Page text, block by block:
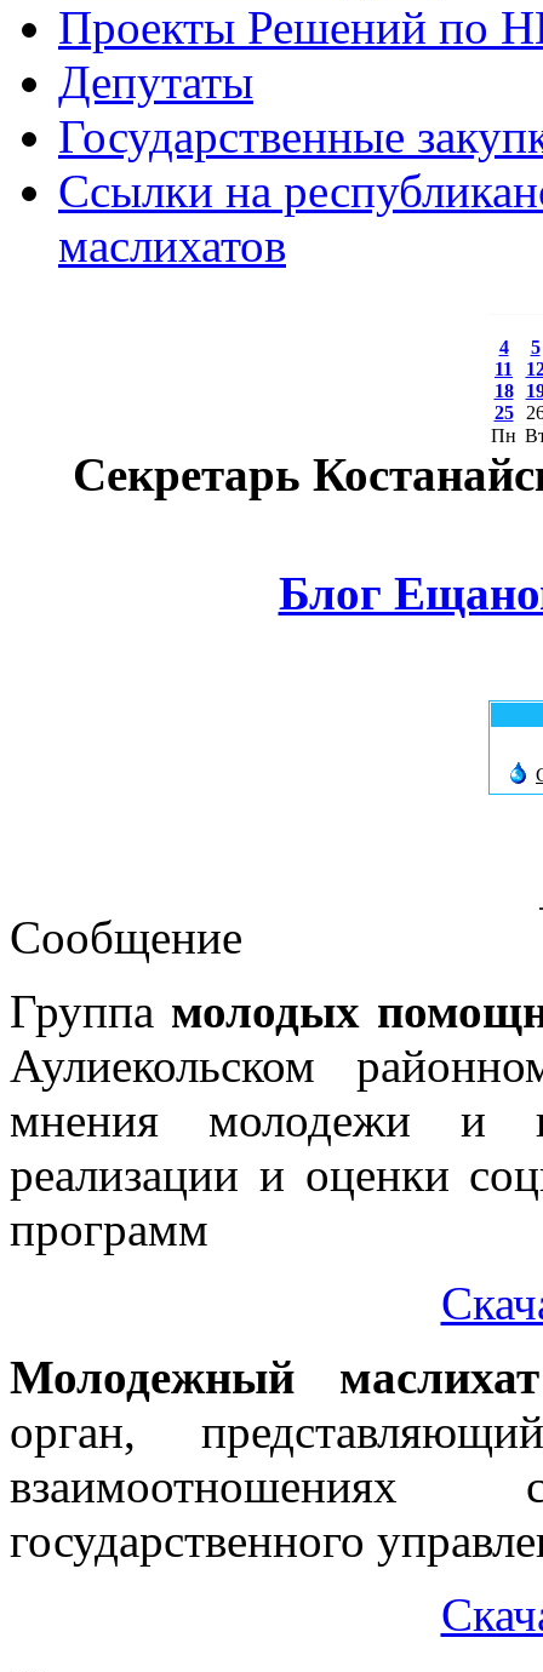
Проекты Решений по
Депутаты
Государственные
Ссылки на
маслихатов
4
5
11
18
25
Пн
Секретарь
Блог
Сообщение
Группа молодых
Аулиекольском
мнения молодежи и
реализации и оценки
программ
Молодежный маслихат
орган,
государственного